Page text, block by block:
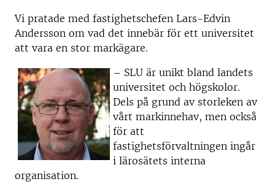
Vi pratade med fastighetschefen Lars-Edvin
Andersson om vad det innebär för ett universitet
att vara en stor markägare.
– SLU är unikt bland landets
universitet och högskolor.
Dels på grund av storleken av
vårt markinnehav, men också
för att
fastighetsförvaltningen ingår
i lärosätets interna
organisation.